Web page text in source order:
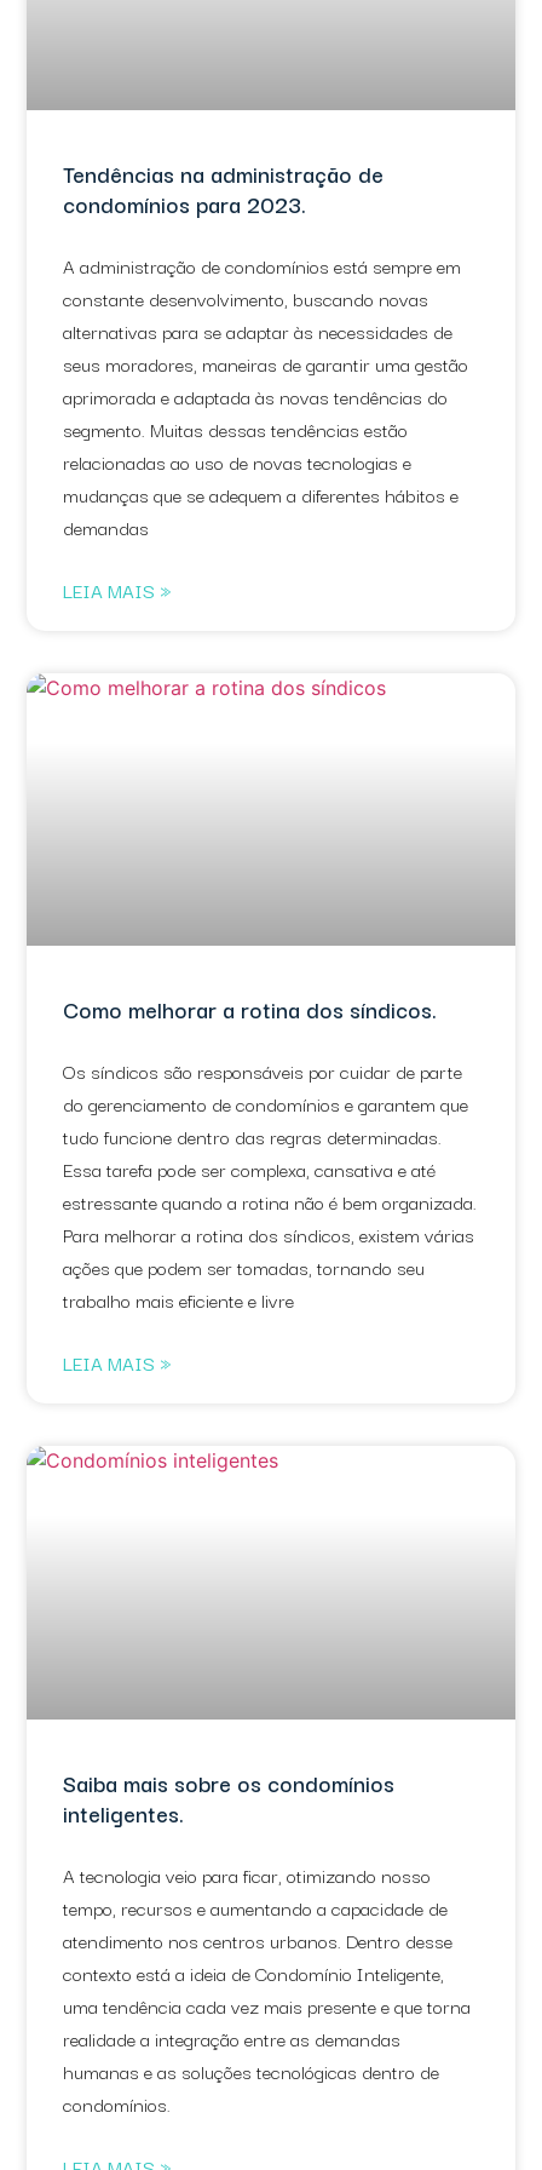
Tendências na administração de
condomínios para 2023.
A administração de condomínios está sempre em
constante desenvolvimento, buscando novas
alternativas para se adaptar às necessidades de
seus moradores, maneiras de garantir uma gestão
aprimorada e adaptada às novas tendências do
segmento. Muitas dessas tendências estão
relacionadas ao uso de novas tecnologias e
mudanças que se adequem a diferentes hábitos e
demandas
LEIA MAIS »
Como melhorar a rotina dos síndicos.
Os síndicos são responsáveis por cuidar de parte
do gerenciamento de condomínios e garantem que
tudo funcione dentro das regras determinadas.
Essa tarefa pode ser complexa, cansativa e até
estressante quando a rotina não é bem organizada.
Para melhorar a rotina dos síndicos, existem várias
ações que podem ser tomadas, tornando seu
trabalho mais eficiente e livre
LEIA MAIS »
Saiba mais sobre os condomínios
inteligentes.
A tecnologia veio para ficar, otimizando nosso
tempo, recursos e aumentando a capacidade de
atendimento nos centros urbanos. Dentro desse
contexto está a ideia de Condomínio Inteligente,
uma tendência cada vez mais presente e que torna
realidade a integração entre as demandas
humanas e as soluções tecnológicas dentro de
condomínios.